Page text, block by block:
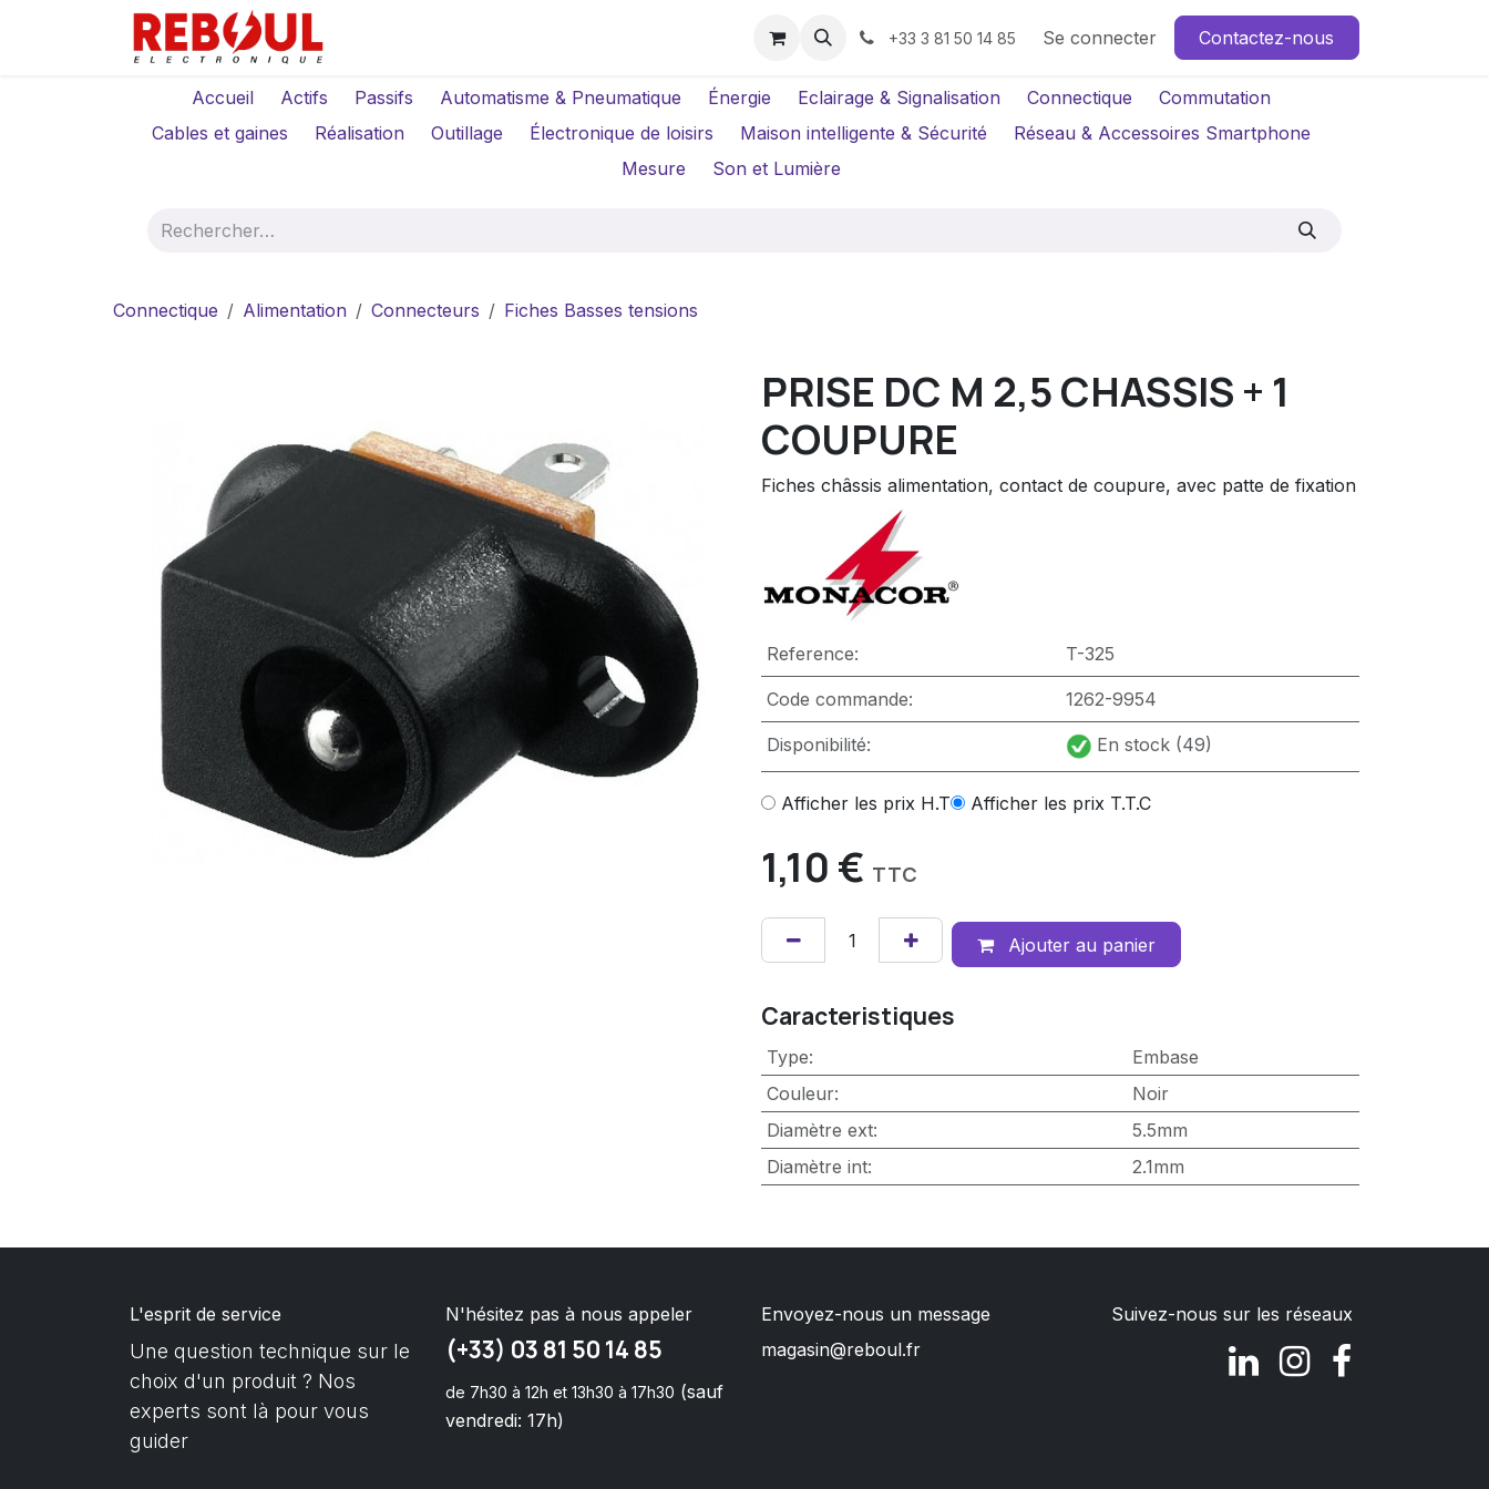
Se rendre au contenu
Location Caméras +33 3 81 50 14 85 Se connecter Contactez-nous
Accueil Actifs Passifs Automatisme & Pneumatique Énergie Eclairage & Signalisation Connectique
Commutation
Cables et gaines
Réalisation Outillage Électronique de loisirs Maison intelligente & Sécurité
Réseau & Accessoires Smartphone
Mesure
Son et Lumière
Connectique Alimentation Connecteurs Fiches Basses tensions
PRISE DC M 2,5 CHASSIS + 1
COUPURE
Fiches châssis alimentation, contact de coupure, avec patte de fixation
Reference: T-325
Code commande: 1262-9954
Disponibilité: En stock (49)
Afficher les prix H.T Afficher les prix T.T.C
1,10 € TTC
Ajouter au panier
Caracteristiques
Type:
Embase
Couleur:
Noir
Diamètre ext:
5.5mm
Diamètre int: 2.1mm
L'esprit de service
Une question technique sur le
choix d'un produit ? Nos
experts sont là pour vous
guider
N'hésitez pas à nous appeler
(+33) 03 81 50 14 85
de 7h30 à 12h et 13h30 à 17h30 (sauf
vendredi: 17h)
Envoyez-nous un message
magasin@reboul.fr
Suivez-nous sur les réseaux